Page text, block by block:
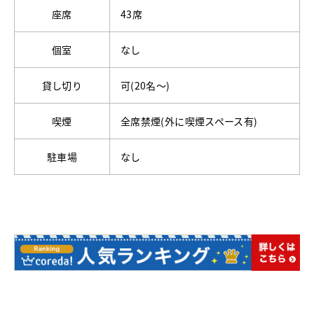
座席 43席
個室 なし
貸し切り 可(20名～)
喫煙 全席禁煙(外に喫煙スペース有)
駐車場 なし